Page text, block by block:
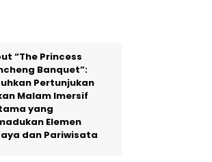
“The Princess
Banquet”:
Pertunjukan
Malam Imersif
yang
Elemen
dan Pariwisata